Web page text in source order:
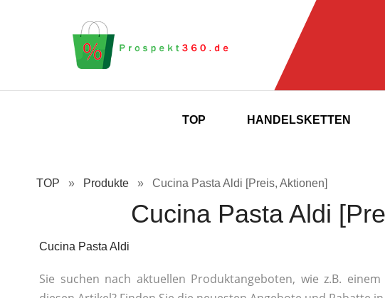
TOP HANDELSKETTEN
TOP » Produkte » Cucina Pasta Aldi [Preis, Aktionen]
Cucina Pasta Aldi
Cucina Pasta Aldi
Sie suchen nach aktuellen Produktangeboten, wie z.B.